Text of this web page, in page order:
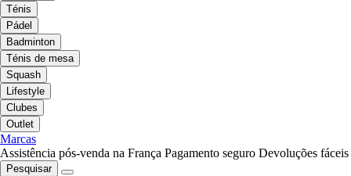
Ténis
Pádel
Badminton
Ténis de mesa
Squash
Lifestyle
Clubes
Outlet
Marcas
Assistência pós-venda na França Pagamento seguro Devoluções fáceis
Pesquisar